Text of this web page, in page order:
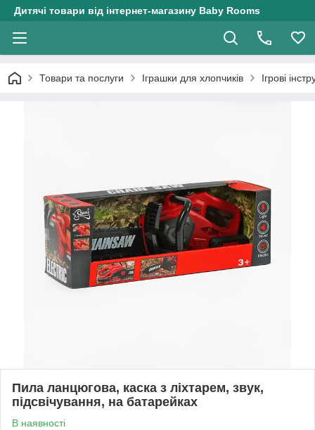
Дитячі товари від інтернет-магазину Baby Rooms
Товари та послуги Іграшки для хлопчиків Ігрові
Пила ланцюгова, каска з ліхтарем, звук,
підсвічування, на батарейках
В наявності